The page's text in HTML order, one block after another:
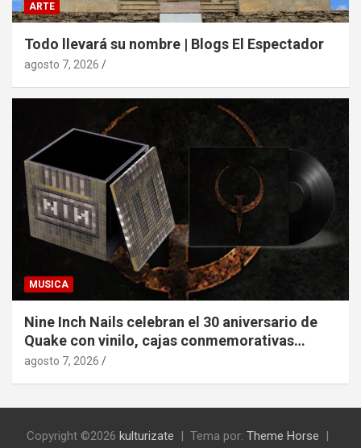
ARTE
Todo llevará su nombre | Blogs El Espectador
agosto 7, 2026
MUSICA
Nine Inch Nails celebran el 30 aniversario de
Quake con vinilo, cajas conmemorativas…
agosto 7, 2026
Copyright ©2026 kulturizate Tema por: Theme Horse